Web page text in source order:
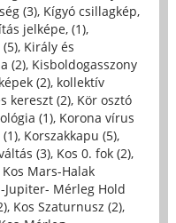
(3), Kígyó csillagkép,
jelképe, (1),
, Király és
(2), Kisboldogasszony
(2), kollektív
kereszt (2), Kör osztó
(1), Korona vírus
, Korszakkapu (5),
(3), Kos 0. fok (2),
Kos Mars-Halak
Jupiter- Mérleg Hold
, Kos Szaturnusz (2),